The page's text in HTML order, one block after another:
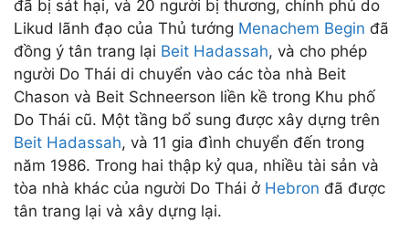
đã bị sát hại, và 20 người bị thương, chính phủ do
Likud lãnh đạo của Thủ tướng Menachem Begin đã
đồng ý tân trang lại Beit Hadassah, và cho phép
người Do Thái di chuyển vào các tòa nhà Beit
Chason và Beit Schneerson liền kề trong Khu phố
Do Thái cũ. Một tầng bổ sung được xây dựng trên
Beit Hadassah, và 11 gia đình chuyển đến trong
năm 1986. Trong hai thập kỷ qua, nhiều tài sản và
tòa nhà khác của người Do Thái ở Hebron đã được
tân trang lại và xây dựng lại.